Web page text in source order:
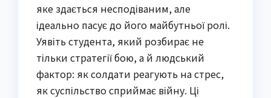
яке здається несподіваним, але
ідеально пасує до його майбутньої ролі.
Уявіть студента, який розбирає не
тільки стратегії бою, а й людський
фактор: як солдати реагують на стрес,
як суспільство сприймає війну. Ці